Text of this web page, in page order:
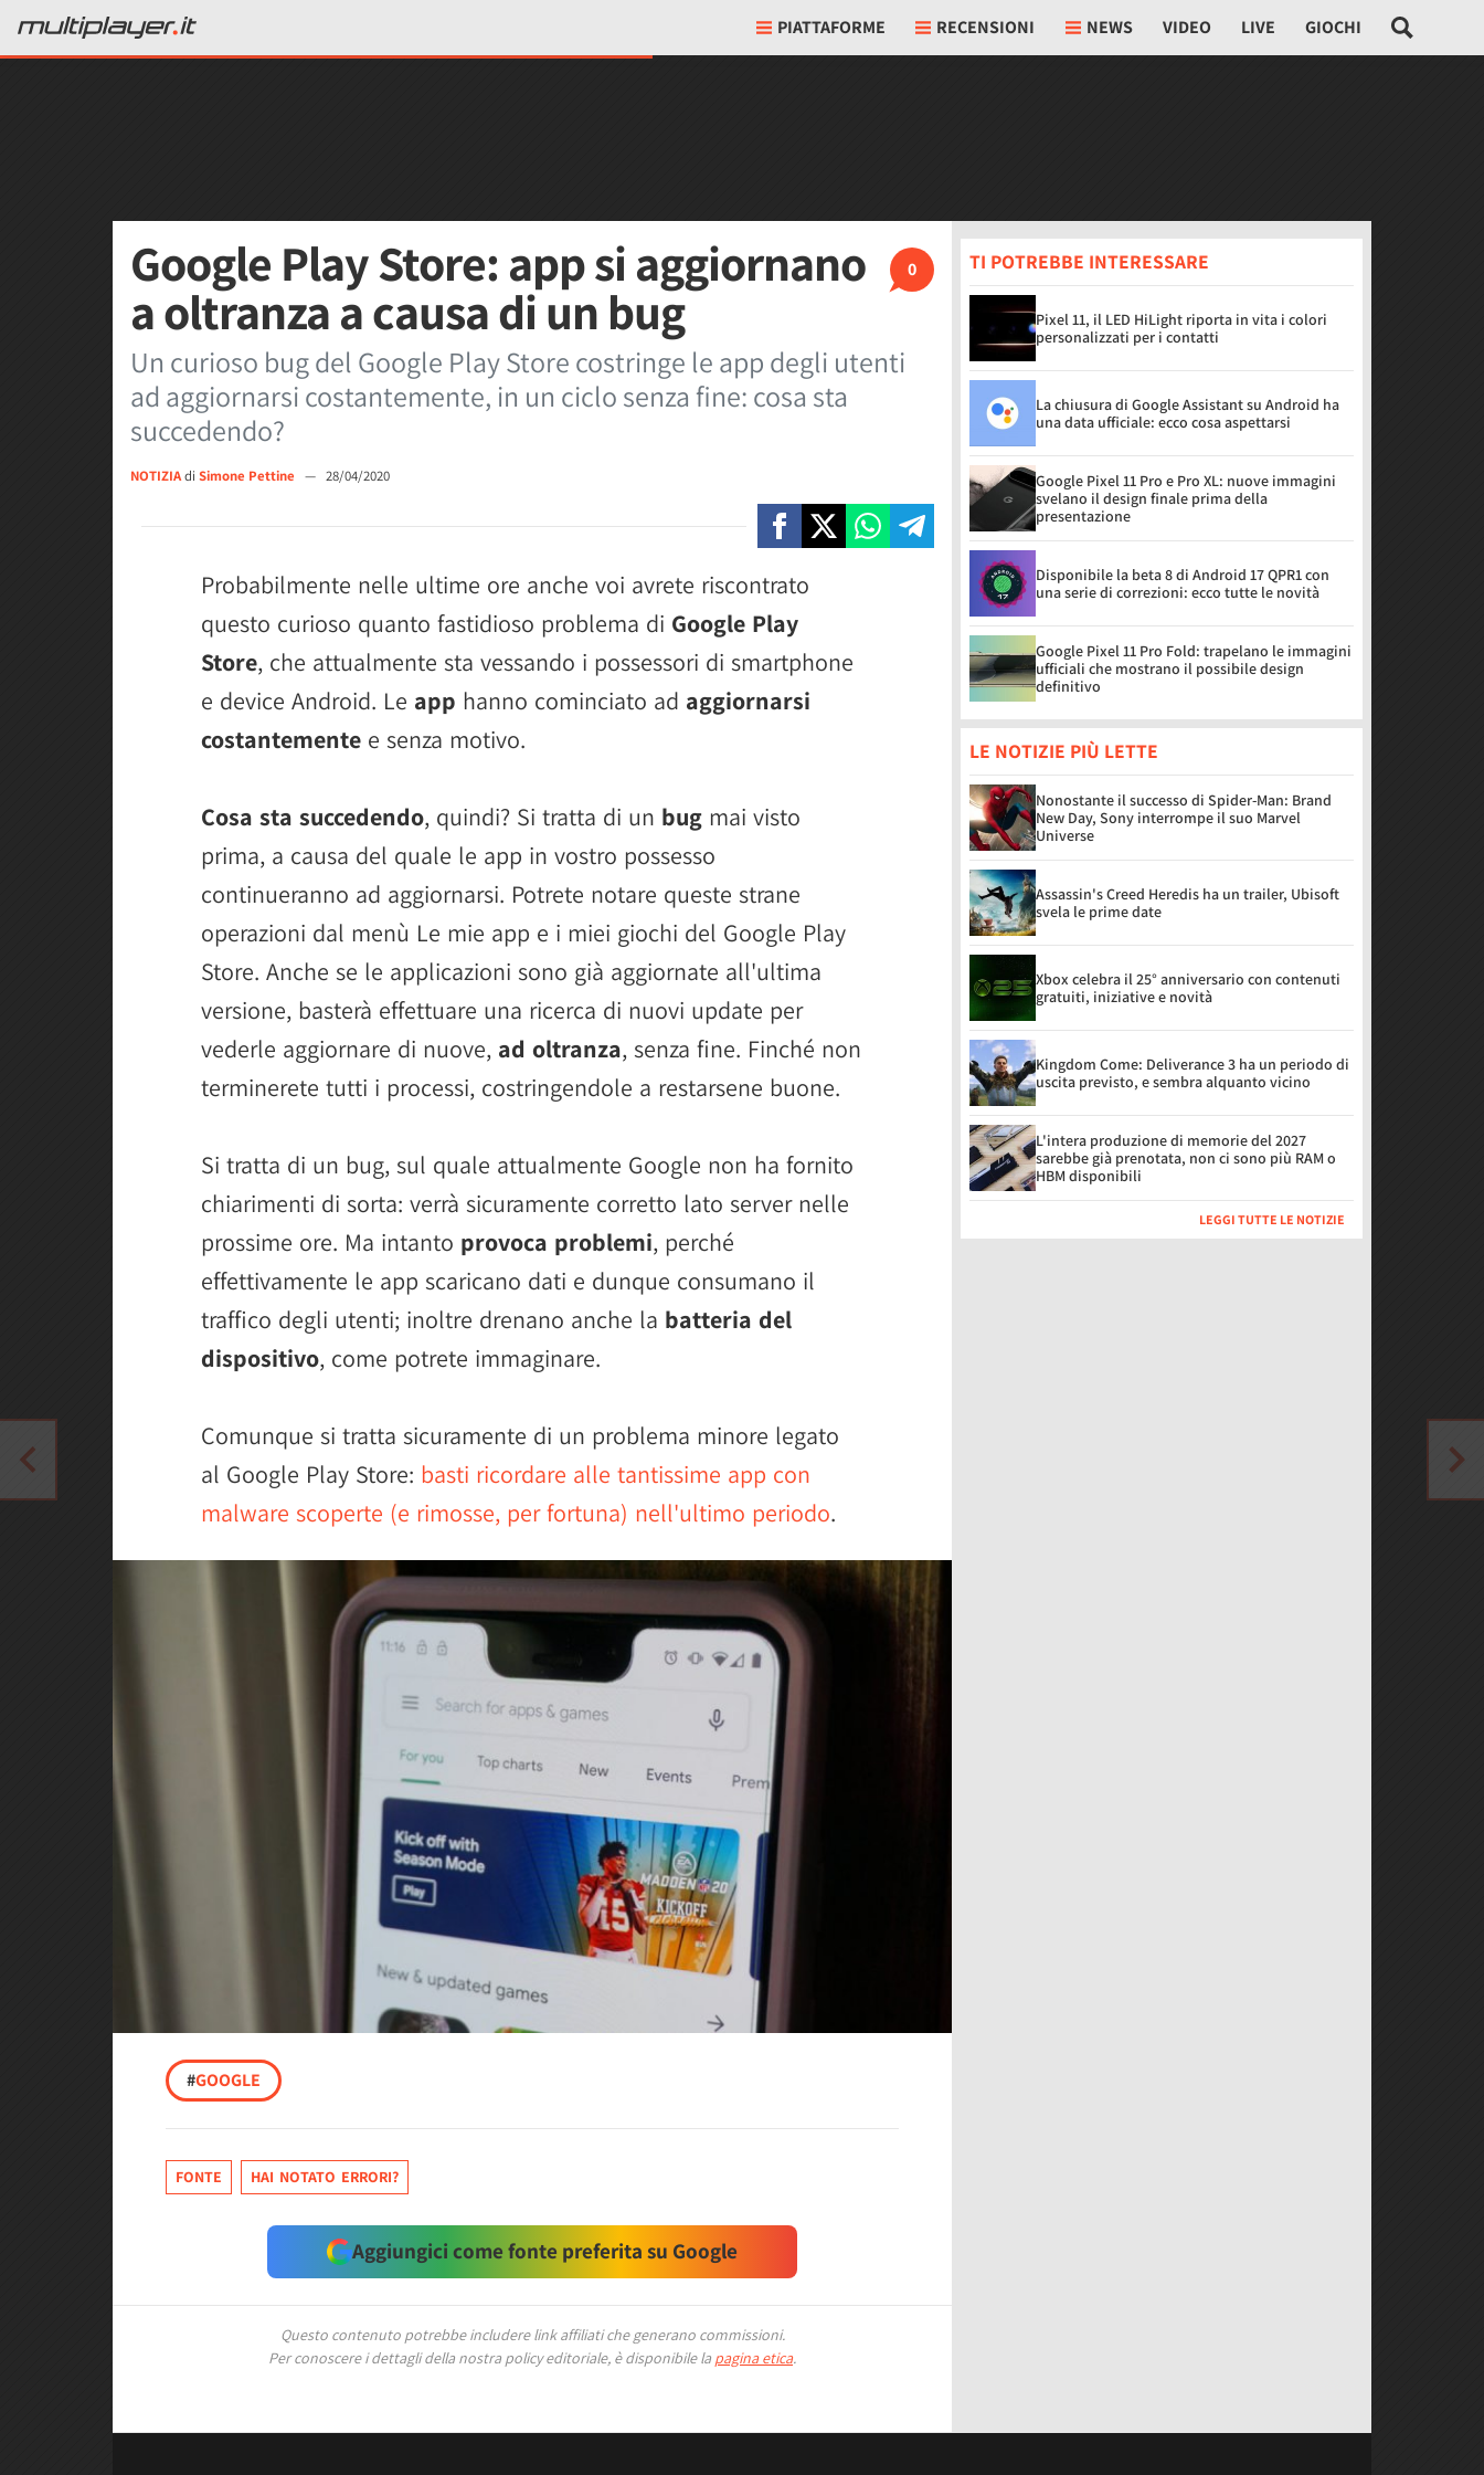
PIATTAFORME RECENSIONI NEWS VIDEO LIVE GIOCHI
0
Google Play Store: app si aggiornano
a oltranza a causa di un bug
Un curioso bug del Google Play Store costringe le app degli utenti
ad aggiornarsi costantemente, in un ciclo senza fine: cosa sta
succedendo?
NOTIZIAdi Simone Pettine — 28/04/2020
Probabilmente nelle ultime ore anche voi avrete riscontrato
questo curioso quanto fastidioso problema di Google Play
Store, che attualmente sta vessando i possessori di smartphone
e device Android. Le app hanno cominciato ad aggiornarsi
costantemente e senza motivo.
Cosa sta succedendo, quindi? Si tratta di un bug mai visto
prima, a causa del quale le app in vostro possesso
continueranno ad aggiornarsi. Potrete notare queste strane
operazioni dal menù Le mie app e i miei giochi del Google Play
Store. Anche se le applicazioni sono già aggiornate all'ultima
versione, basterà effettuare una ricerca di nuovi update per
vederle aggiornare di nuove, ad oltranza, senza fine. Finché non
terminerete tutti i processi, costringendole a restarsene buone.
Si tratta di un bug, sul quale attualmente Google non ha fornito
chiarimenti di sorta: verrà sicuramente corretto lato server nelle
prossime ore. Ma intanto provoca problemi, perché
effettivamente le app scaricano dati e dunque consumano il
traffico degli utenti; inoltre drenano anche la batteria del
dispositivo, come potrete immaginare.
Comunque si tratta sicuramente di un problema minore legato
al Google Play Store: basti ricordare alle tantissime app con
malware scoperte (e rimosse, per fortuna) nell'ultimo periodo.
#GOOGLE
FONTE HAI NOTATO ERRORI?
Aggiungici come fonte preferita su Google
Questo contenuto potrebbe includere link affiliati che generano commissioni.
Per conoscere i dettagli della nostra policy editoriale, è disponibile la pagina etica.
TI POTREBBE INTERESSARE
Pixel 11, il LED HiLight riporta in vita i colori
personalizzati per i contatti
La chiusura di Google Assistant su Android ha
una data ufficiale: ecco cosa aspettarsi
Google Pixel 11 Pro e Pro XL: nuove immagini
svelano il design finale prima della
presentazione
Disponibile la beta 8 di Android 17 QPR1 con
una serie di correzioni: ecco tutte le novità
Google Pixel 11 Pro Fold: trapelano le immagini
ufficiali che mostrano il possibile design
definitivo
LE NOTIZIE PIÙ LETTE
Nonostante il successo di Spider-Man: Brand
New Day, Sony interrompe il suo Marvel
Universe
Assassin's Creed Heredis ha un trailer, Ubisoft
svela le prime date
Xbox celebra il 25° anniversario con contenuti
gratuiti, iniziative e novità
Kingdom Come: Deliverance 3 ha un periodo di
uscita previsto, e sembra alquanto vicino
L'intera produzione di memorie del 2027
sarebbe già prenotata, non ci sono più RAM o
HBM disponibili
LEGGI TUTTE LE NOTIZIE